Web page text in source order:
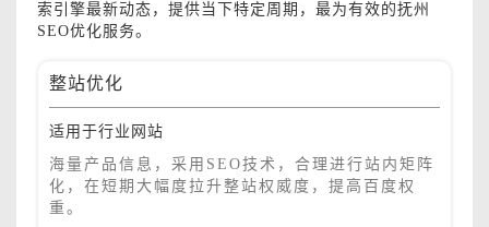
索引擎最新动态，提供当下特定周期，最为有效的抚州
SEO优化服务。
整站优化
适用于行业网站
海量产品信息，采用SEO技术，合理进行站内矩阵
化，在短期大幅度拉升整站权威度，提高百度权
重。